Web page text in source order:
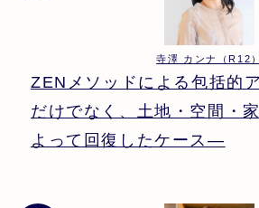
寺澤 カンナ（R12）
ZENメソッドによる包括的
だけでなく、土地・空間・
よって回復したケース―